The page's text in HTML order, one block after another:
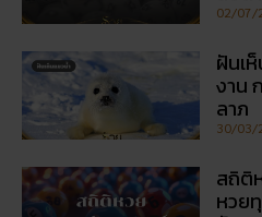
02/07/
ฝันเ
งาน
ลาภ
30/03/
สถิติ
หวย